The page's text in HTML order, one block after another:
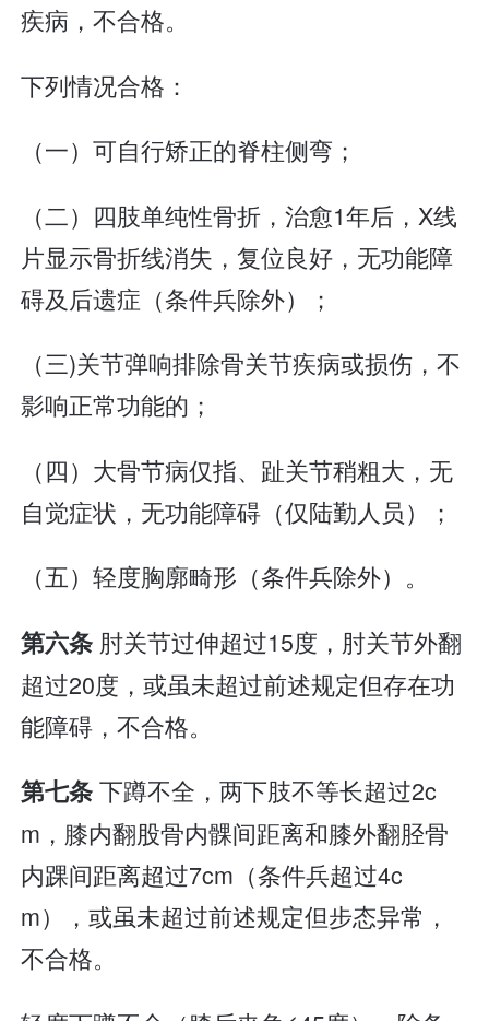
疾病，不合格。
下列情况合格：
（一）可自行矫正的脊柱侧弯；
（二）四肢单纯性骨折，治愈1年后，X线
片显示骨折线消失，复位良好，无功能障
碍及后遗症（条件兵除外）；
（三)关节弹响排除骨关节疾病或损伤，不
影响正常功能的；
（四）大骨节病仅指、趾关节稍粗大，无
自觉症状，无功能障碍（仅陆勤人员）；
（五）轻度胸廓畸形（条件兵除外）。
第六条 肘关节过伸超过15度，肘关节外翻
超过20度，或虽未超过前述规定但存在功
能障碍，不合格。
第七条下蹲不全，两下肢不等长超过2c
m，膝内翻股骨内髁间距离和膝外翻胫骨
内踝间距离超过7cm（条件兵超过4c
m），或虽未超过前述规定但步态异常，
不合格。